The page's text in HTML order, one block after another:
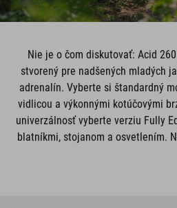
Nie je o čom diskutovať: Acid
stvorený pre nadšených mladých
adrenalín. Vyberte si štandardný
vidlicou a výkonnými kotúčovými
univerzálnosť vyberte verziu Fully
blatníkmi, stojanom a osvetlením.